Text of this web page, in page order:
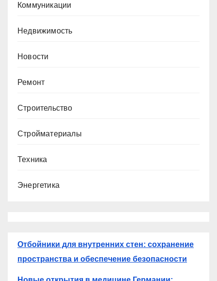
Коммуникации
Недвижимость
Новости
Ремонт
Строительство
Стройматериалы
Техника
Энергетика
Отбойники для внутренних стен: сохранение
пространства и обеспечение безопасности